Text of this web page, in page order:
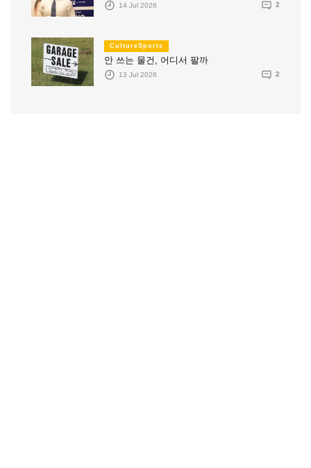
14 Jul 2026 2
CultureSports
안 쓰는 물건, 어디서 팔까
13 Jul 2026 2